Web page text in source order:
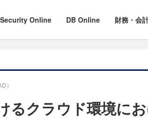
Security Online DB Online 財務・会
）
るクラウド環境に